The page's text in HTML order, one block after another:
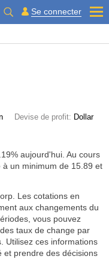
Se connecter
Devise de profit: Dollar
aujourd'hui. Au cours
un minimum de 15.89 et
Les cotations en
aux changements du
vous pouvez
taux de change par
Utilisez ces informations
et prendre des décisions